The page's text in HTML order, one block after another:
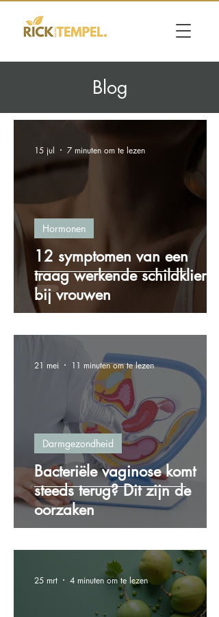
Blog
12 symptomen van een
traag werkende schildklier
bij vrouwen
Hormonen
15 jul 7 minuten om te lezen
Bacteriële vaginose komt
steeds terug? Dit zijn de
oorzaken
Darmgezondheid
21 mei 11 minuten om te lezen
25 mrt 4 minuten om te lezen